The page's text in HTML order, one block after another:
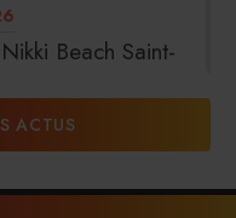
Beach Saint-
les 200 millions
ACTUS